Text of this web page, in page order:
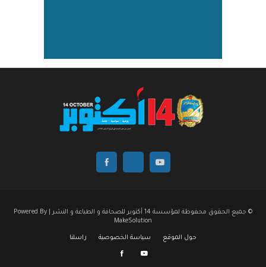
© جميع الحقوق محفوظة لمؤسسة 14 أكتوبر للصحافة و الطباعة و النشر | Powered By
MakeSolution
حول الموقع سياسة الخصوصية راسلنا